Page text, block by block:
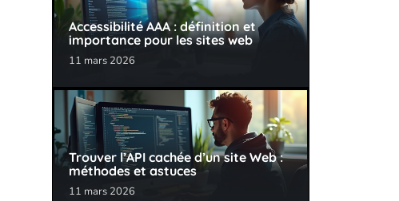
Accessibilité AAA : définition et
importance pour les sites web
11 mars 2026
Trouver l’API cachée d’un site Web :
méthodes et astuces
11 mars 2026